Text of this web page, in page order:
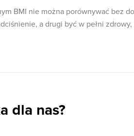
BMI nie można porównywać bez
a drugi być w pełni
dla nas?